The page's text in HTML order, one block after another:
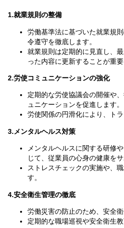
1.就業規則の整備
労働基準法に基づいた就業規
令遵守を徹底します。
就業規則は定期的に見直し、
った内容に更新することが重要
2.労使コミュニケーションの強化
定期的な労使協議会の開催や
ュニケーションを促進します。
労使関係の円滑化により、ト
3.メンタルヘルス対策
メンタルヘルスに関する研修
じて、従業員の心身の健康をサ
ストレスチェックの実施や、
す。
4.安全衛生管理の徹底
労働災害の防止のため、安全
定期的な職場巡視や安全衛生